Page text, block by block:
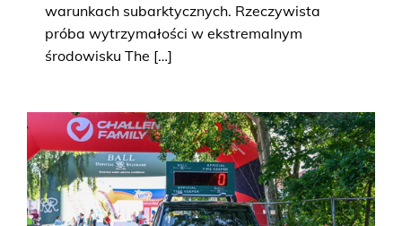
warunkach subarktycznych. Rzeczywista
próba wytrzymałości w ekstremalnym
środowisku The […]